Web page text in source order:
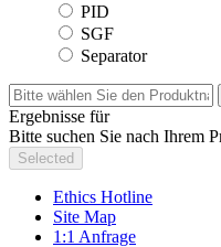
PID
SGF
Separator
Ergebnisse für
Bitte suchen Sie nach Ihrem
Selected
Ethics Hotline
Site Map
1:1 Anfrage